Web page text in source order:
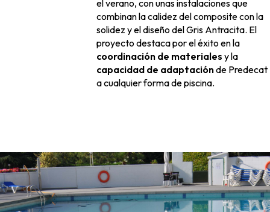
el verano, con unas instalaciones que
combinan la calidez del composite con la
solidez y el diseño del Gris Antracita. El
proyecto destaca por el éxito en la
coordinación de materiales y la
capacidad de adaptaciónde Predecat
a cualquier forma de piscina.